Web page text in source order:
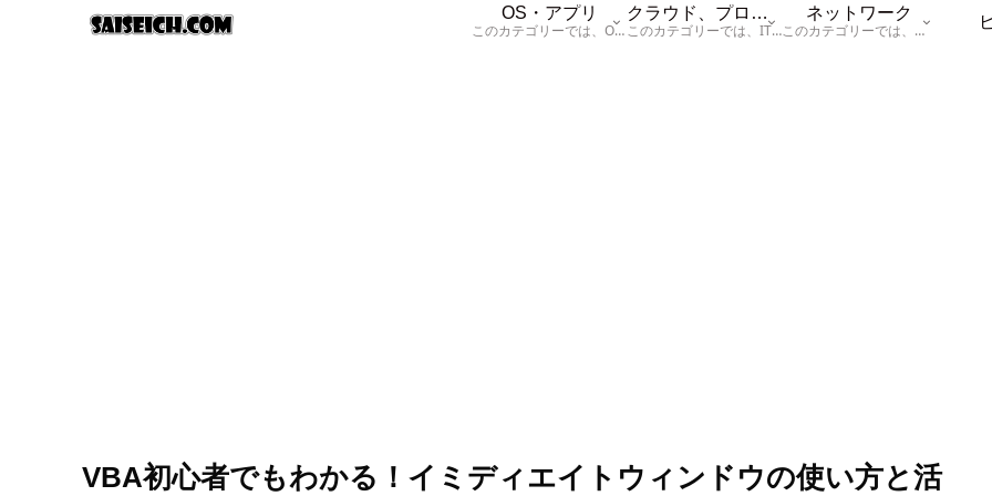
OS・アプリ
このカテゴリーでは、OSに関する情報を記載しています。
クラウド、プログラム
このカテゴリーでは、ITに関する基本的な情報として「ハードウェア、「サーバー」、「データベース、「ネットワーク」、「セキュリティ」、「プログラム」に関する情報を記載しています。
ネットワーク
このカテゴリーでは、「ネットワーク」に関する情報を記載しています。
VBA初心者でもわかる！イミディエイトウィンドウの使い方と活